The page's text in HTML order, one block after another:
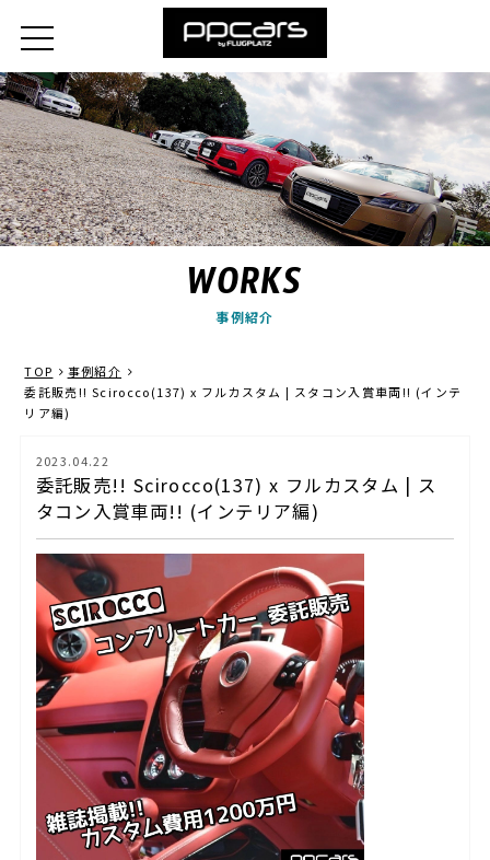
WORKS
事例紹介
TOP
事例紹介
委託販売!! Scirocco(137) x フルカスタム | スタコン入賞車両!! (インテ
リア編)
2023.04.22
委託販売!! Scirocco(137) x フルカスタム | ス
タコン入賞車両!! (インテリア編)